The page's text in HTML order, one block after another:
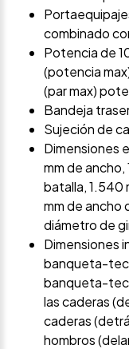
combinado
Potencia de
(potencia
(par max)
Bandeja
Sujeción de
Dimensiones
mm de
batalla, 1.540
mm de ancho
diámetro de
Dimensiones
banqueta-
banqueta-
las caderas
caderas
hombros